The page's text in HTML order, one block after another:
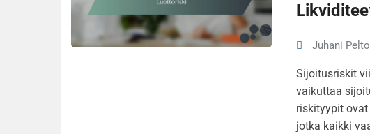
Juhani
Sijoitusriskit
vaikuttaa
riskityypit
jotka kaikki